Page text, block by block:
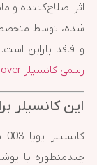
اثر اصلاح‌کننده و
شده، توسط
و فاقد پارابن
رسمی کانسیلر Wonder Cover پوپا
این کانسیلر
چندمنظوره با